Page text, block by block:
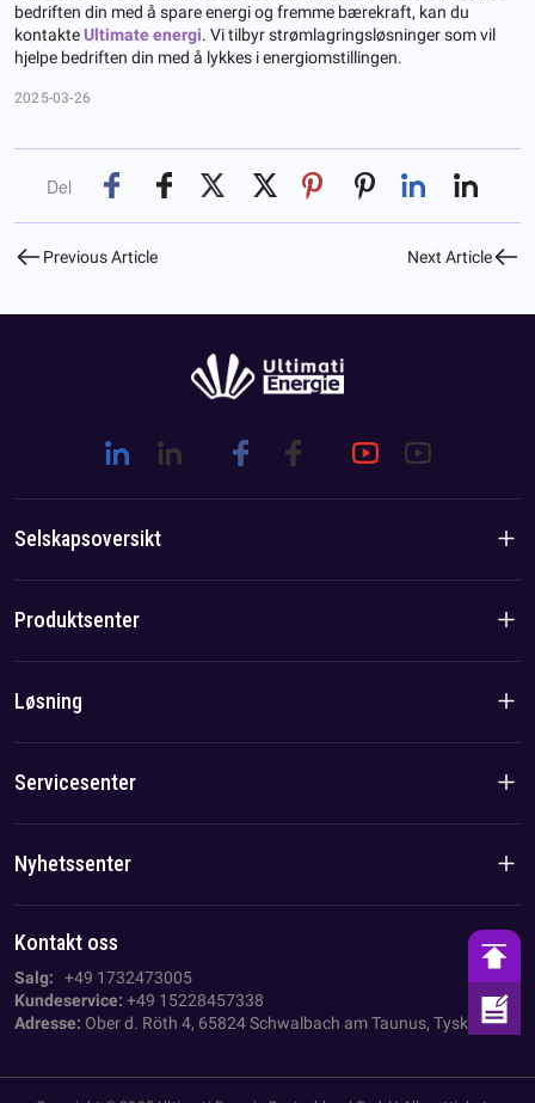
bedriften din med å spare energi og fremme bærekraft, kan du
kontakteUltimate energi. Vi tilbyr strømlagringsløsninger som vil
hjelpe bedriften din med å lykkes i energiomstillingen.
2025-03-26
Del
Previous Article Next Article
Selskapsoversikt
Introduksjon til selskapet
Lag-/lokalfordel
Produktsenter
Boligprodukter
Løsning
Løsning
Servicesenter
Personvernerklæring
AGB
Nyhetssenter
Nyheter fra selskapet
Bransjenyheter
Kontakt oss
Salg:
+49 1732473005
Kundeservice: +49 15228457338
Adresse: Ober d. Röth 4, 65824 Schwalbach am Taunus, Tyskland